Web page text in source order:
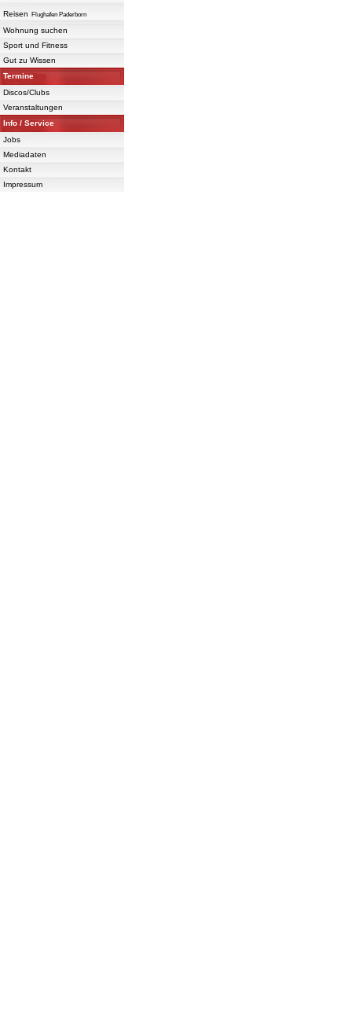
Reisen Flughafen Paderborn
Wohnung suchen
Sport und Fitness
Gut zu Wissen
Termine
Discos/Clubs
Veranstaltungen
Info / Service
Jobs
Mediadaten
Kontakt
Impressum